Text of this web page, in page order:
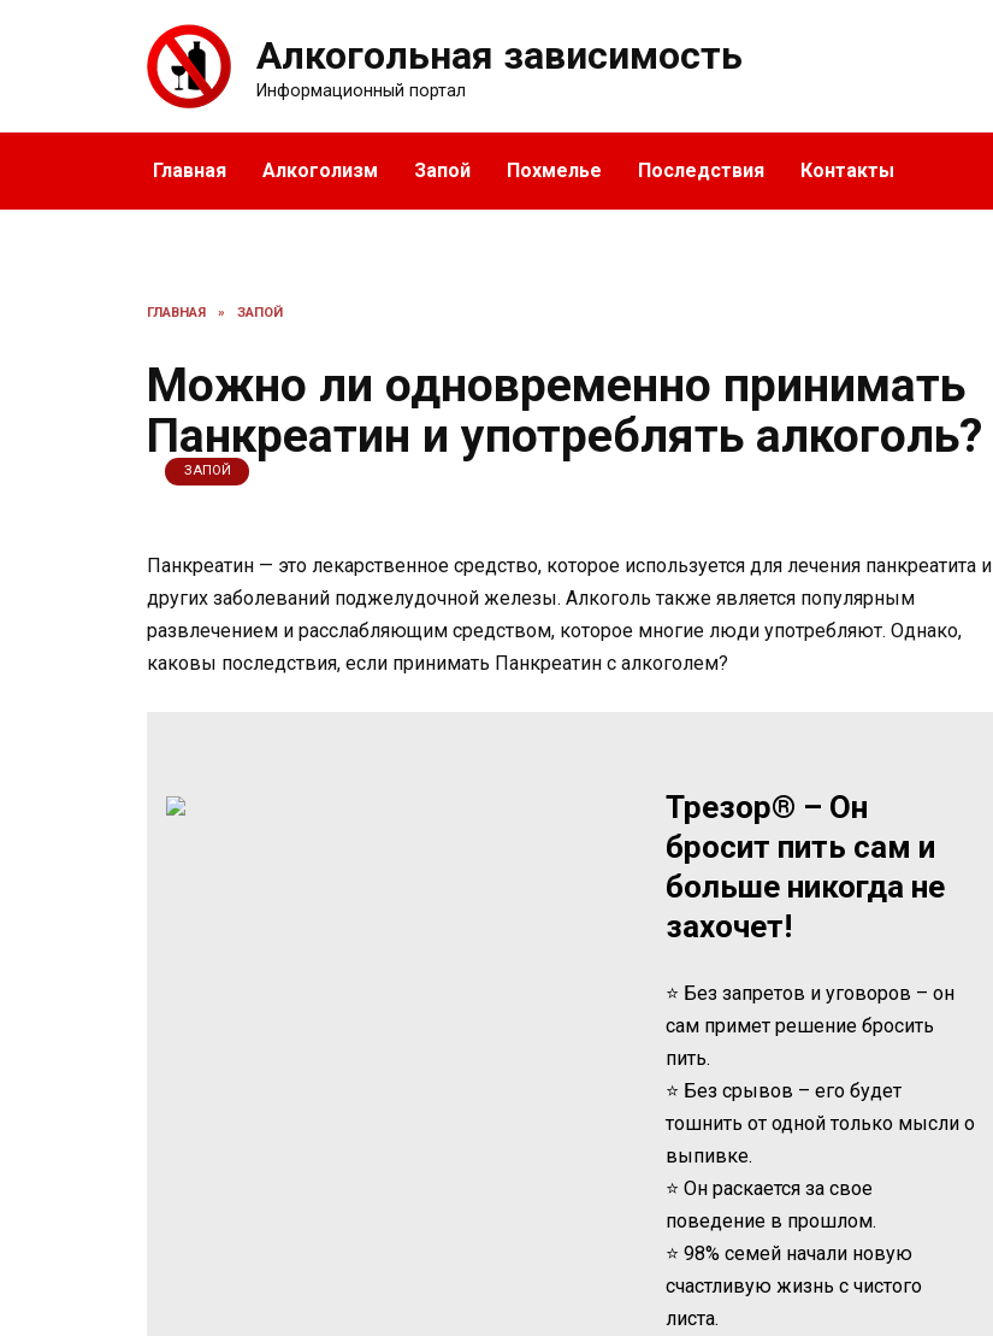
Алкогольная зависимость
Информационный портал
Главная Алкоголизм Запой Похмелье Последствия Контакты
ГЛАВНАЯ » ЗАПОЙ
Можно ли одновременно принимать
Панкреатин и употреблять алкоголь?
ЗАПОЙ
Панкреатин — это лекарственное средство, которое используется для лечения панкреатита и
других заболеваний поджелудочной железы. Алкоголь также является популярным
развлечением и расслабляющим средством, которое многие люди употребляют. Однако,
каковы последствия, если принимать Панкреатин с алкоголем?
Трезор® – Он
бросит пить сам и
больше никогда не
захочет!
⭐ Без запретов и уговоров – он
сам примет решение бросить
пить.
⭐ Без срывов – его будет
тошнить от одной только мысли о
выпивке.
⭐ Он раскается за свое
поведение в прошлом.
⭐ 98% семей начали новую
счастливую жизнь с чистого
листа.